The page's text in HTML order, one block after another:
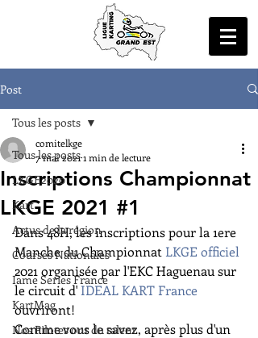
Post
Tous les posts
LKGE2020
Kart
Actus de la région
Courses Nationales
Iame Series France
KartMag
Nos Pilotes ont du talent
Tous les posts
Inscriptions Championnat
LKGE 2021 #1
comitelkge
7 mai 20211 min de lecture
Dans 48H, les inscriptions pour la 1ere
Manche du Championnat LKGE officiel
2021 organisée par l'EKC Haguenau sur
le circuit d' IDEAL KART France
ouvriront!
Comme vous le savez, après plus d'un